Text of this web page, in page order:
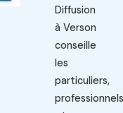
Diffusion
à Verson
conseille
les
particuliers,
professionnels